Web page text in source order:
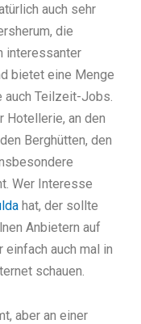
auch sehr
die
interessanter
bietet eine Menge
Teilzeit-Jobs.
Hotellerie, an den
Berghütten, den
Wer Interesse
hat, der sollte
Anbietern auf
auch mal in
schauen.
aber an einer